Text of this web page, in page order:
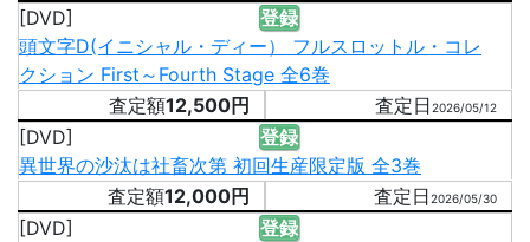
[DVD]
登録
頭文字D(イニシャル・ディー） フルスロットル・コレ
クション First～Fourth Stage 全6巻
12,500円
2026/05/12
[DVD]
登録
異世界の沙汰は社畜次第 初回生産限定版 全3巻
12,000円
2026/05/30
[DVD]
登録